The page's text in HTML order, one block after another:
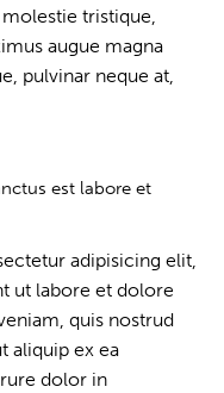
molestie tristique,
augue magna
pulvinar neque at,
est labore et
adipisicing elit,
ut labore et dolore
quis nostrud
aliquip ex ea
dolor in